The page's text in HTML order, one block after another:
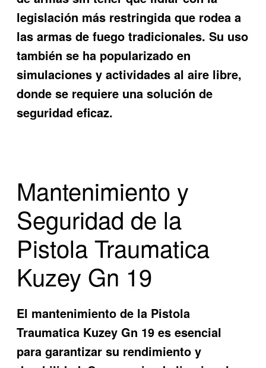
legislación más restringida que rodea a
las armas de fuego tradicionales. Su uso
también se ha popularizado en
simulaciones y actividades al aire libre,
donde se requiere una solución de
seguridad eficaz.
Mantenimiento y
Seguridad de la
Pistola Traumatica
Kuzey Gn 19
El mantenimiento de la Pistola
Traumatica Kuzey Gn 19 es esencial
para garantizar su rendimiento y